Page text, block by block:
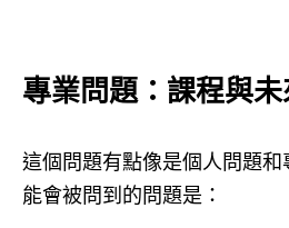
專業問題：課程與
這個問題有點像是個人問題
能會被問到的問題是：